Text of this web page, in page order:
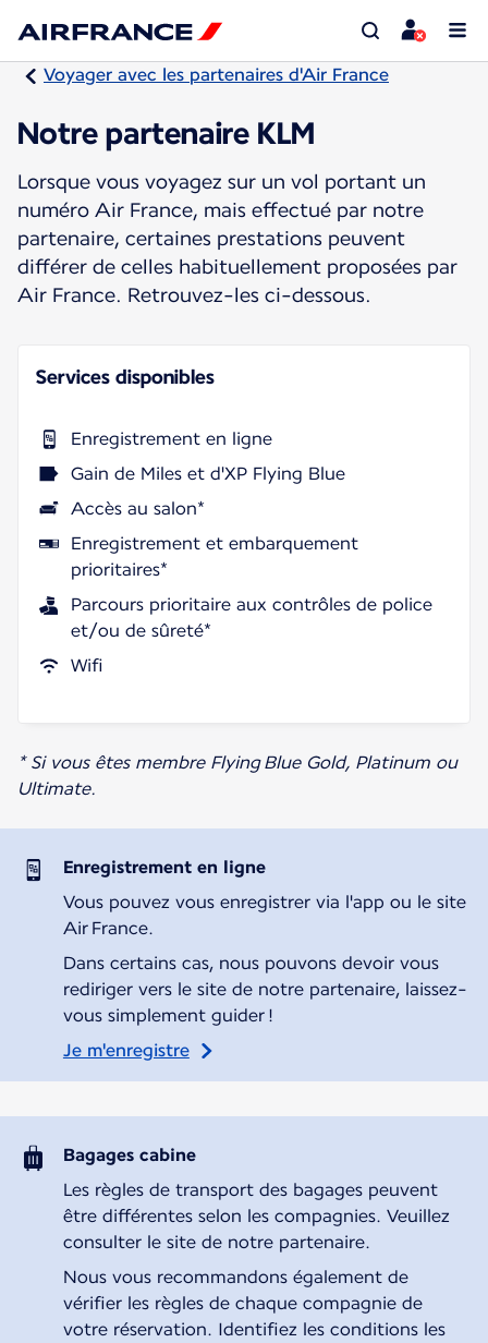
Voyager avec les partenaires d'Air France
Notre partenaire KLM
Lorsque vous voyagez sur un vol portant un
numéro Air France, mais effectué par notre
partenaire, certaines prestations peuvent
différer de celles habituellement proposées par
Air France. Retrouvez-les ci-dessous.
Services disponibles
Enregistrement en ligne
Gain de Miles et d'XP Flying Blue
Accès au salon*
Enregistrement et embarquement
prioritaires*
Parcours prioritaire aux contrôles de police
et/ou de sûreté*
Wifi
* Si vous êtes membre Flying Blue Gold, Platinum ou
Ultimate.
Enregistrement en ligne
Vous pouvez vous enregistrer via l'app ou le site
Air France.
Dans certains cas, nous pouvons devoir vous
rediriger vers le site de notre partenaire, laissez-
vous simplement guider !
Je m'enregistre
Bagages cabine
Les règles de transport des bagages peuvent
être différentes selon les compagnies. Veuillez
consulter le site de notre partenaire.
Nous vous recommandons également de
vérifier les règles de chaque compagnie de
votre réservation. Identifiez les conditions les